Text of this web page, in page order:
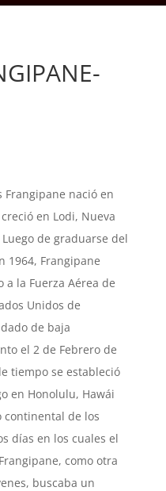
Frangipane nació en
en Lodi, Nueva
Luego de graduarse del
1964, Frangipane
a la Fuerza Aérea de
Unidos de
de baja
el 2 de Febrero de
tiempo se estableció
en Honolulu, Hawái
de los
días en los cuales el
como otra
buscaba un